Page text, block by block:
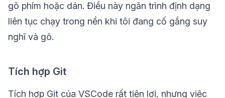
gõ phím hoặc dán. Điều này ngăn trình định dạng
liên tục chạy trong nền khi tôi đang cố gắng suy
nghĩ và gõ.
Tích hợp Git
Tích hợp Git của VSCode rất tiện lợi, nhưng việc